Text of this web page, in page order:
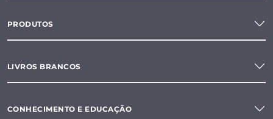
PRODUTOS
LIVROS BRANCOS
CONHECIMENTO E EDUCAÇÃO